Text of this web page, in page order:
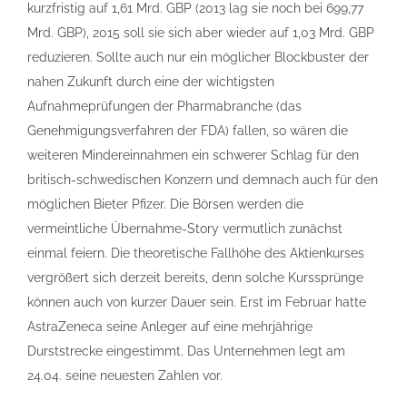
kurzfristig auf 1,61 Mrd. GBP (2013 lag sie noch bei 699,77
Mrd. GBP), 2015 soll sie sich aber wieder auf 1,03 Mrd. GBP
reduzieren. Sollte auch nur ein möglicher Blockbuster der
nahen Zukunft durch eine der wichtigsten
Aufnahmeprüfungen der Pharmabranche (das
Genehmigungsverfahren der FDA) fallen, so wären die
weiteren Mindereinnahmen ein schwerer Schlag für den
britisch-schwedischen Konzern und demnach auch für den
möglichen Bieter Pfizer. Die Börsen werden die
vermeintliche Übernahme-Story vermutlich zunächst
einmal feiern. Die theoretische Fallhöhe des Aktienkurses
vergrößert sich derzeit bereits, denn solche Kurssprünge
können auch von kurzer Dauer sein. Erst im Februar hatte
AstraZeneca seine Anleger auf eine mehrjährige
Durststrecke eingestimmt. Das Unternehmen legt am
24.04. seine neuesten Zahlen vor.